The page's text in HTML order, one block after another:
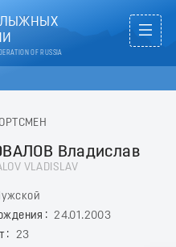
ЛЫЖНЫХ
OF RUSSIA
Владислав
VLADISLAV
24.01.2003
23